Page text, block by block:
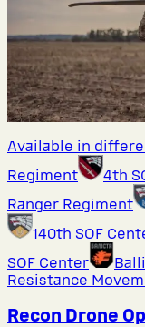
Available in
Regiment
4th
Ranger Regiment
140th SOF
SOF Center
Resistance
Recon Drone